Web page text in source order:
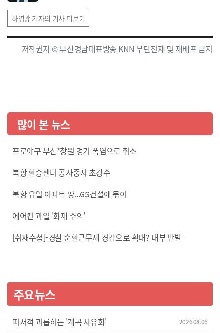
하영광 기자의 기사 더보기
저작권자 © 부산경남대표방송 KNN 무단전재 및 재배포 금지
많이 본 뉴스
프로야구 부산*창원 경기 폭염으로 취소
북항 환승센터 공사중지 초강수
북항 유일 아파트 땅...GS건설에 묶여
에어컨 과열 '화재 주의'
[취재수첩]-경찰 순환근무제 경감으로 확대? 내부 반발
주요뉴스
피서객 괴롭히는 '계곡 사유화' 2026.08.06